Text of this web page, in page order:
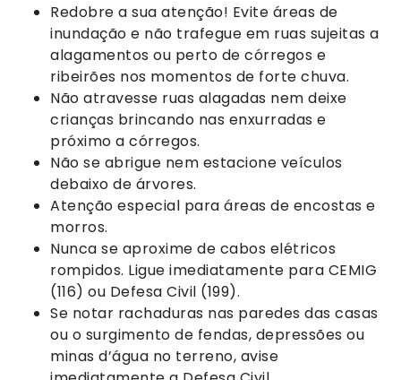
Redobre a sua atenção! Evite áreas de
inundação e não trafegue em ruas sujeitas a
alagamentos ou perto de córregos e
ribeirões nos momentos de forte chuva.
Não atravesse ruas alagadas nem deixe
crianças brincando nas enxurradas e
próximo a córregos.
Não se abrigue nem estacione veículos
debaixo de árvores.
Atenção especial para áreas de encostas e
morros.
Nunca se aproxime de cabos elétricos
rompidos. Ligue imediatamente para CEMIG
(116) ou Defesa Civil (199).
Se notar rachaduras nas paredes das casas
ou o surgimento de fendas, depressões ou
minas d’água no terreno, avise